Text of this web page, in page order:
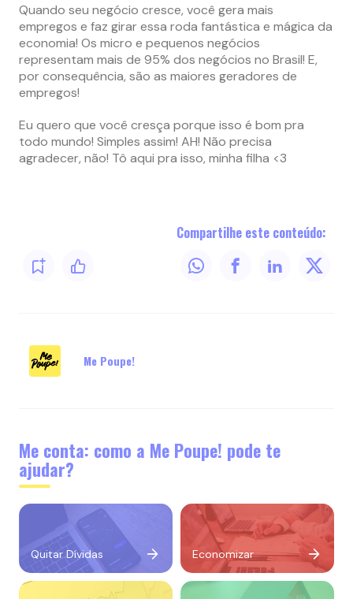
Quando seu negócio cresce, você gera mais
empregos e faz girar essa roda fantástica e mágica da
economia! Os micro e pequenos negócios
representam mais de 95% dos negócios no Brasil! E,
por consequência, são as maiores geradores de
empregos!
Eu quero que você cresça porque isso é bom pra
todo mundo! Simples assim! AH! Não precisa
agradecer, não! Tô aqui pra isso, minha filha <3
Compartilhe este conteúdo:
Me Poupe!
Me conta: como a Me Poupe! pode te
ajudar?
Quitar Dívidas Economizar